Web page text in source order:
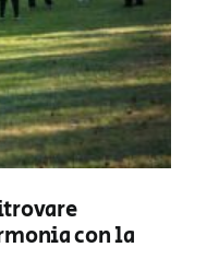
con la